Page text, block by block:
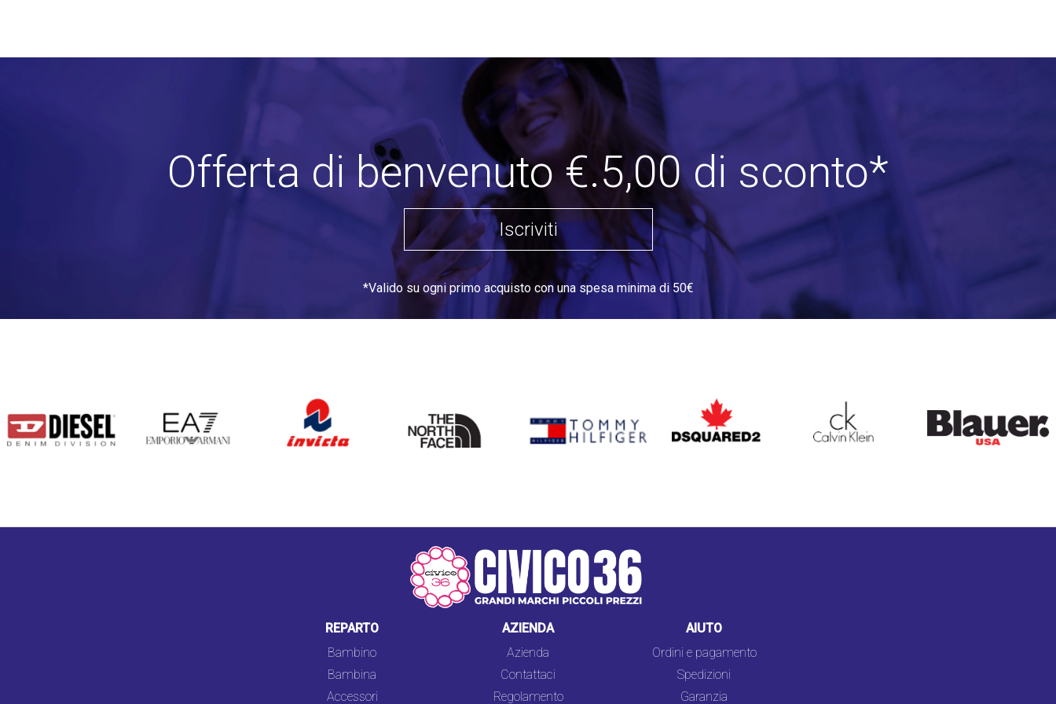
Offerta di benvenuto €.5,00 di sconto*
Iscriviti
*Valido su ogni primo acquisto con una spesa minima di 50€
INVICTA
NORTH
FACE
DSQUARED2 CALVIN KLEIN
REPARTO
Bambino
Bambina
Accessori
AZIENDA
Azienda
Contattaci
Regolamento
AIUTO
Ordini e pagamento
Spedizioni
Garanzia